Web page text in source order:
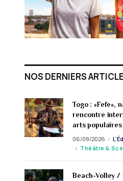
NOS DERNIERS
Togo : «Fefe»,
rencontre
arts populaires
06/08/2026
Théâtre &
Beach-Volley /